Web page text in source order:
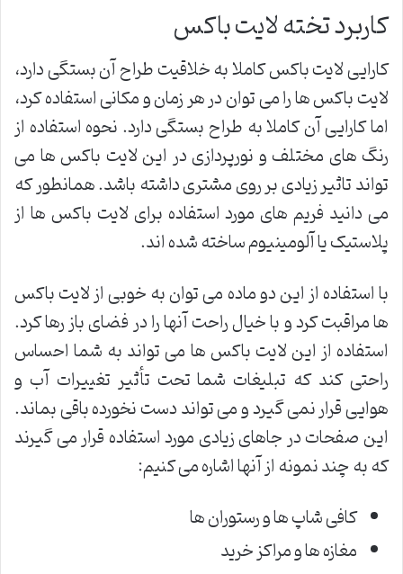
کاربرد تخته لایت باکس
کارایی لایت باکس کاملا به خلاقیت طراح آن بستگی دارد،
لایت باکس ها را می توان در هر زمان و مکانی استفاده کرد،
اما کارایی آن کاملا به طراح بستگی دارد. نحوه استفاده از
رنگ های مختلف و نورپردازی در این لایت باکس ها می
تواند تاثیر زیادی بر روی مشتری داشته باشد. همانطور که
می دانید فریم های مورد استفاده برای لایت باکس ها از
پلاستیک یا آلومینیوم ساخته شده اند.
با استفاده از این دو ماده می توان به خوبی از لایت باکس
ها مراقبت کرد و با خیال راحت آنها را در فضای باز رها کرد.
استفاده از این لایت باکس ها می تواند به شما احساس
راحتی کند که تبلیغات شما تحت تأثیر تغییرات آب و
هوایی قرار نمی گیرد و می تواند دست نخورده باقی بماند.
این صفحات در جاهای زیادی مورد استفاده قرار می گیرند
که به چند نمونه از آنها اشاره می کنیم:
کافی شاپ ها و رستوران ها
مغازه ها و مراکز خرید